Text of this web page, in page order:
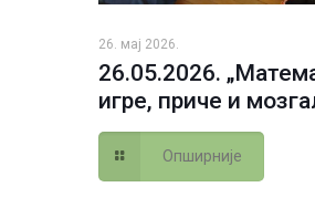
26. мај 2026.
26.05.2026.
игре, приче и
Опширније